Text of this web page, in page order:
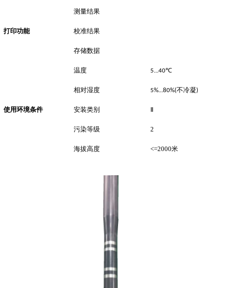
打印功能
测量结果
校准结果
存储数据
使用环境条件
温度 5...40℃
相对湿度 5%...80%(不冷凝)
安装类别 Ⅱ
污染等级 2
海拔高度 <=2000米